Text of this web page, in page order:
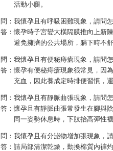
活動小腿。
問：我懷孕且有呼吸困難現象，請問
答：懷孕時子宮變大橫隔膜推向上新
避免擁擠的公共場所，躺下時不舒
問：我懷孕且有便秘痔瘡現象，請問
答：懷孕有便秘痔瘡現象很常見，因
充血，因此養成定時排便習慣，運
問：我懷孕且有靜脈曲張現象，請問
答：懷孕且有靜脈曲張常發生在腳與
同一姿勢休息時，下肢抬高彈性襪
問：我懷孕且有分泌物增加張現象，
答：請局部清潔乾燥，勤換棉質內褲